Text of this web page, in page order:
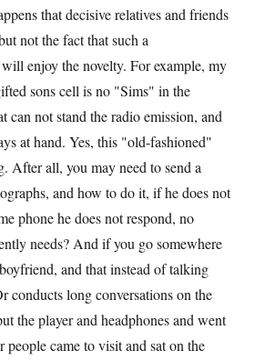
that decisive relatives and friends
not the fact that such a
enjoy the novelty. For example, my
sons cell is no "Sims" in the
can not stand the radio emission, and
at hand. Yes, this "old-fashioned"
After all, you may need to send a
and how to do it, if he does not
phone he does not respond, no
needs? And if you go somewhere
and that instead of talking
conducts long conversations on the
the player and headphones and went
came to visit and sat on the